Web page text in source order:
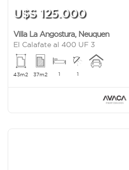
U$S 125.000
Villa La Angostura, Neuquen
El Calafate al 400 UF 3
43m2 37m2 1 1